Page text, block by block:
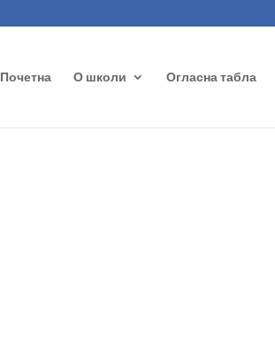
Почетна О школи Огласна табла